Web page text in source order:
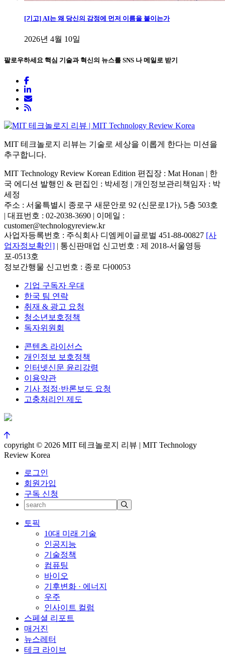
[기고] AI는 왜 당신의 감정에 먼저 이름을 붙이는가
2026년 4월 10일
팔로우하세요 핵심 기술과 혁신의 뉴스를 SNS 나 메일로 받기
MIT 테크놀로지 리뷰는 기술로 세상을 이롭게 한다는 미션을
추구합니다.
MIT Technology Review Korean Edition 편집장 : Mat Honan | 한
국 에디션 발행인 & 편집인 : 박세정 | 개인정보관리책임자 : 박
세정
주소 : 서울특별시 종로구 새문안로 92 (신문로1가), 5층 503호
| 대표번호 : 02-2038-3690 | 이메일 :
customer@technologyreview.kr
사업자등록번호 : 주식회사 디엠케이글로벌 451-88-00827 [사
업자정보확인] | 통신판매업 신고번호 : 제 2018-서울영등
포-0513호
정보간행물 신고번호 : 종로 다00053
기업 구독자 우대
한국 팀 연락
취재 & 광고 요청
청소년보호정책
독자위원회
콘텐츠 라이선스
개인정보 보호정책
인터넷신문 윤리강령
이용약관
기사 정정·반론보도 요청
고충처리인 제도
copyright © 2026 MIT 테크놀로지 리뷰 | MIT Technology
Review Korea
로그인
회원가입
구독 신청
토픽
10대 미래 기술
인공지능
기술정책
컴퓨팅
바이오
기후변화 · 에너지
우주
인사이트 컬럼
스페셜 리포트
매거진
뉴스레터
테크 라이브